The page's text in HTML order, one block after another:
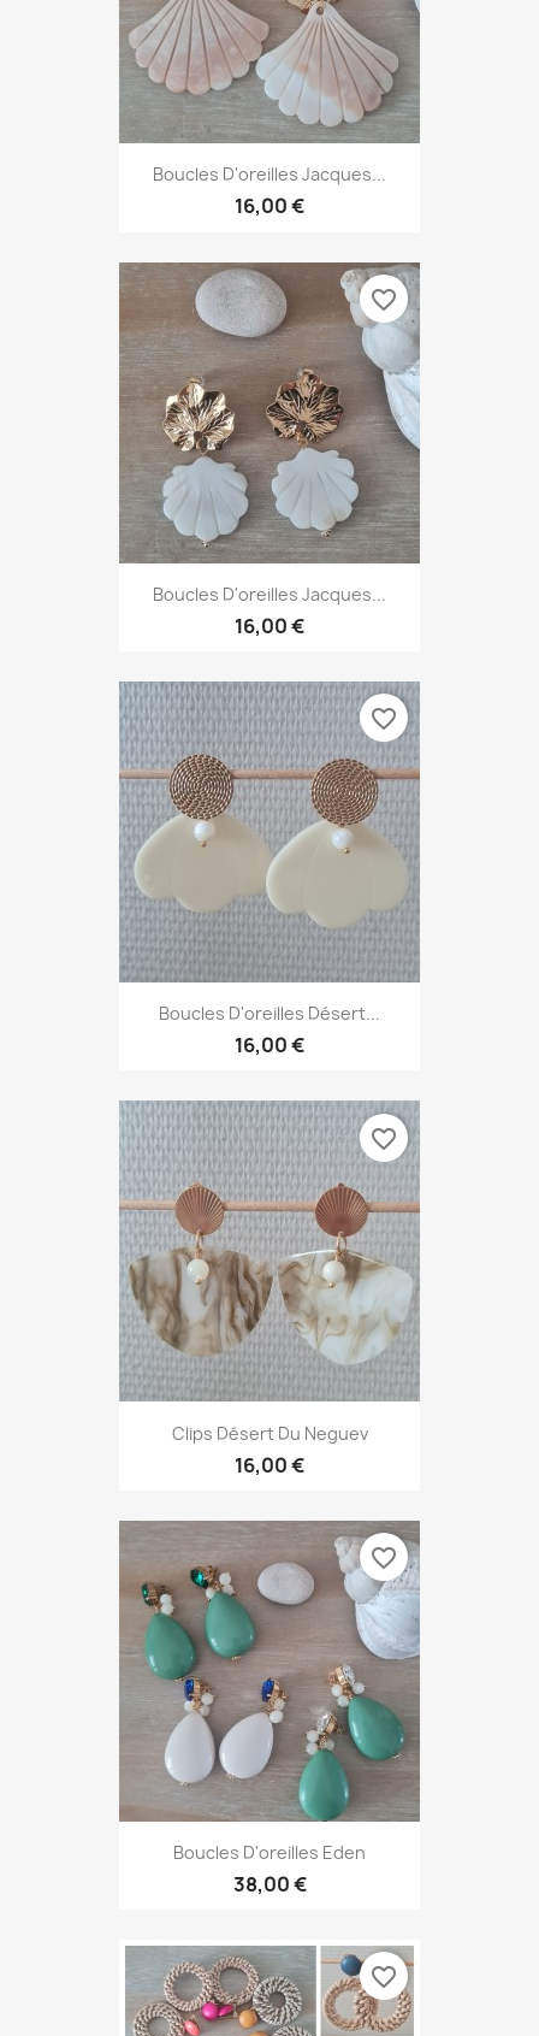
Boucles D'oreilles Jacques...
16,00 €
Boucles D'oreilles Jacques...
16,00 €
favorite_border
Boucles D'oreilles Désert...
16,00 €
favorite_border
Clips Désert Du Neguev
16,00 €
favorite_border
Boucles D'oreilles Eden
38,00 €
favorite_border
favorite_border